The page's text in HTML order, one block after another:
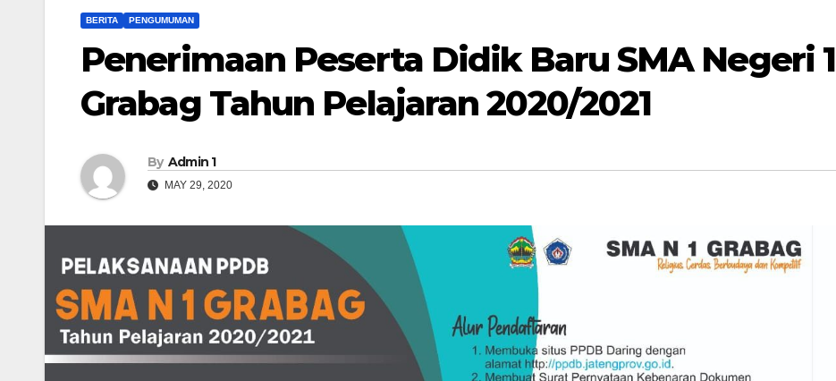
BERITA PENGUMUMAN
Penerimaan Peserta Didik Baru SMA Negeri 1
Grabag Tahun Pelajaran 2020/2021
By Admin 1
MAY 29, 2020